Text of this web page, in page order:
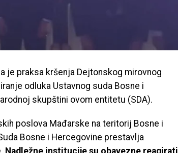
je praksa kršenja Dejtonskog mirovnog
odluka Ustavnog suda Bosne i
skupštini ovom entitetu (SDA).
poslova Mađarske na teritorij Bosne i
Bosne i Hercegovine prestavlja